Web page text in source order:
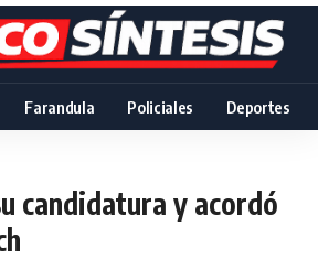
Farandula Policiales Deportes
candidatura y acordó